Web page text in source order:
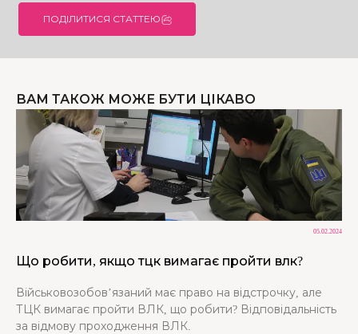
ПОДІЛИТИСЯ СТАТТЕЮ
ВАМ ТАКОЖ МОЖЕ БУТИ ЦІКАВО
05.02.2024
Що робити, якщо тцк вимагає пройти влк?
Військовозобов’язаний має право на відстрочку, але
ТЦК вимагає пройти ВЛК, що робити? Відповідальність
за відмову проходження ВЛК.